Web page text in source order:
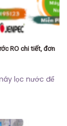
RO chi tiết, đơn
lọc nước để